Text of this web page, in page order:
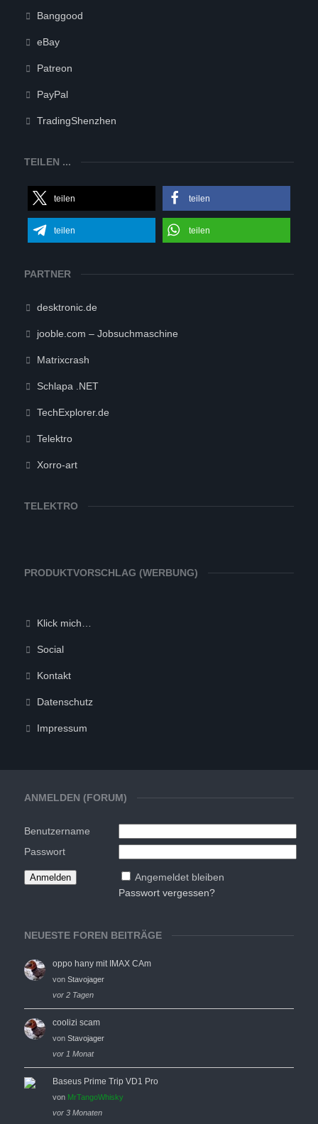
ANMELDEN (FORUM)
Benutzername
Passwort
Angemeldet bleiben
Passwort vergessen?
NEUESTE FOREN BEITRÄGE
oppo hany mit IMAX CAm
von Stavojager
vor 2 Tagen
coolizi scam
von Stavojager
vor 1 Monat
Baseus Prime Trip VD1 Pro
von MrTangoWhisky
vor 3 Monaten
Banggood
eBay
Patreon
PayPal
TradingShenzhen
TEILEN ...
teilen teilen
teilen teilen
PARTNER
desktronic.de
jooble.com – Jobsuchmaschine
Matrixcrash
Schlapa .NET
TechExplorer.de
Telektro
Xorro-art
TELEKTRO
PRODUKTVORSCHLAG (WERBUNG)
Klick mich…
Social
Kontakt
Datenschutz
Impressum